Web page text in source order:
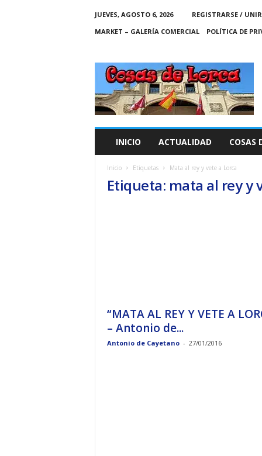
JUEVES, AGOSTO 6, 2026
REGISTRARSE /
MARKET – GALERÍA COMERCIAL
POLÍTICA DE
C
A
S
INICIO ACTUALIDAD COSAS
Inicio Etiquetas Mata al rey y vete a Lorca
Etiqueta: mata al rey y
“MATA AL REY Y VETE A
– Antonio de...
Antonio de Cayetano - 27/01/2016